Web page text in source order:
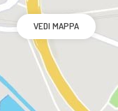
VEDI MAPPA